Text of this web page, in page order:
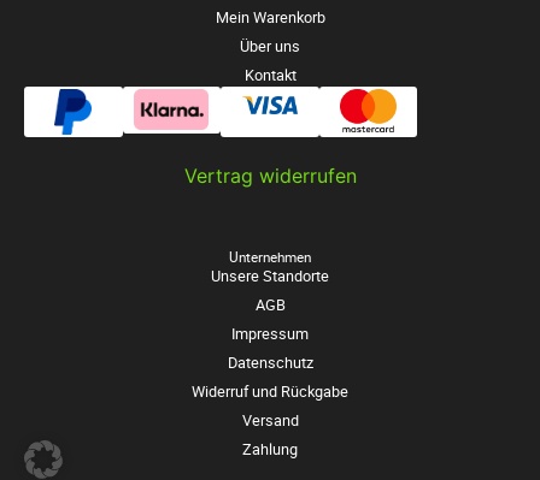
Mein Warenkorb
Über uns
Kontakt
Vertrag widerrufen
Unternehmen
Unsere Standorte
AGB
Impressum
Datenschutz
Widerruf und Rückgabe
Versand
Zahlung